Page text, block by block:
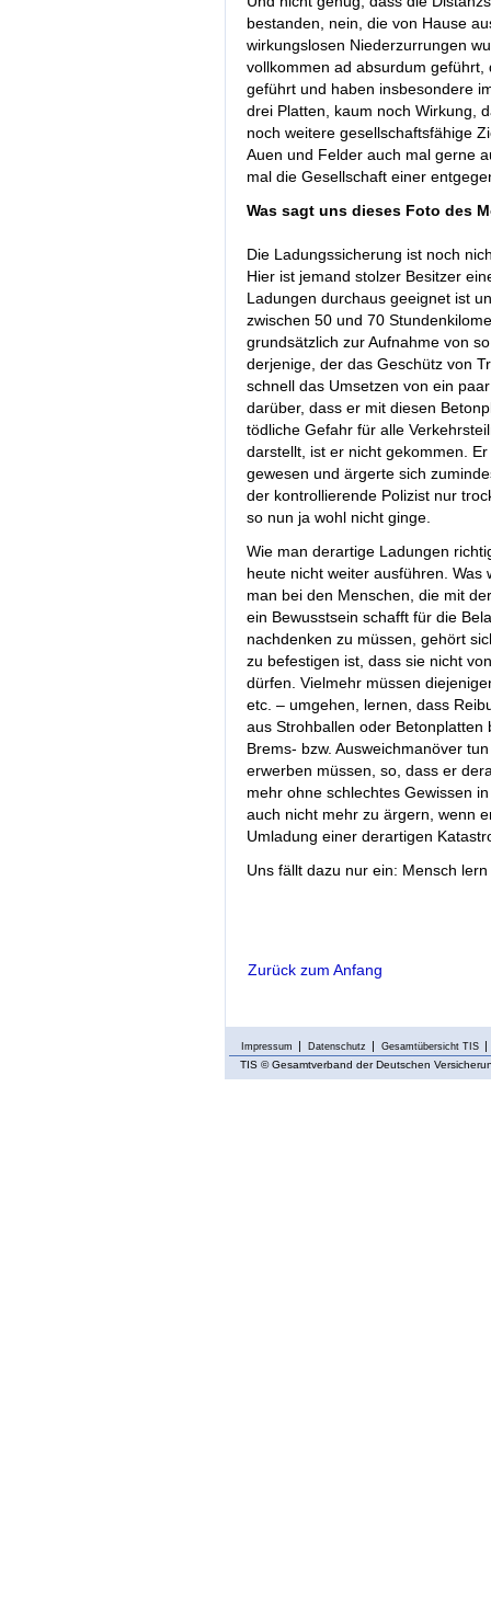
bestanden, nein, die von Hause
wirkungslosen Niederzurrungen
vollkommen ad absurdum
geführt und haben insbesondere
drei Platten, kaum noch Wirkung,
noch weitere gesellschaftsfähige
Auen und Felder auch mal gerne
mal die Gesellschaft einer
Was sagt uns dieses Foto des
Die Ladungssicherung ist noch
Hier ist jemand stolzer Besitzer
Ladungen durchaus geeignet ist
zwischen 50 und 70
grundsätzlich zur Aufnahme von
derjenige, der das Geschütz von
schnell das Umsetzen von ein
darüber, dass er mit diesen
tödliche Gefahr für alle
darstellt, ist er nicht gekommen.
gewesen und ärgerte sich
der kontrollierende Polizist nur
so nun ja wohl nicht ginge.
Wie man derartige Ladungen
heute nicht weiter ausführen.
man bei den Menschen, die mit
ein Bewusstsein schafft für die
nachdenken zu müssen, gehört
zu befestigen ist, dass sie nicht
dürfen. Vielmehr müssen
etc. – umgehen, lernen, dass
aus Strohballen oder
Brems- bzw. Ausweichmanöver
erwerben müssen, so, dass er
mehr ohne schlechtes Gewissen
auch nicht mehr zu ärgern, wenn
Umladung einer derartigen
Uns fällt dazu nur ein: Mensch
Zurück zum Anfang
Impressum Datenschutz Gesamtübersicht TIS
TIS © Gesamtverband der Deutschen